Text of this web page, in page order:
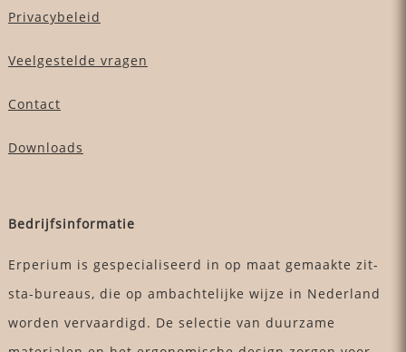
Privacybeleid
Veelgestelde vragen
Contact
Downloads
Bedrijfsinformatie
Erperium is gespecialiseerd in op maat gemaakte zit-
sta-bureaus, die op ambachtelijke wijze in Nederland
worden vervaardigd. De selectie van duurzame